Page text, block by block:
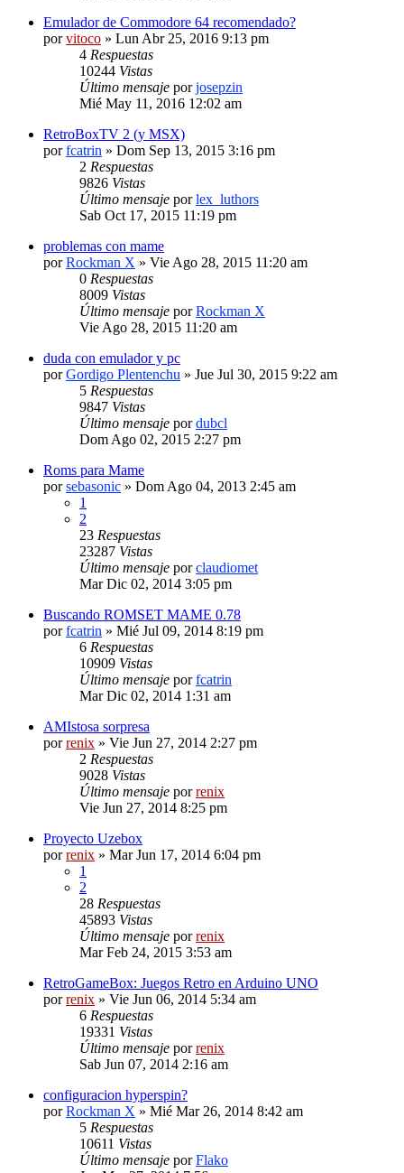
Emulador de Commodore 64 recomendado?
porvitoco » Lun Abr 25, 2016 9:13 pm
4 Respuestas
10244 Vistas
Último mensaje porjosepzin
Mié May 11, 2016 12:02 am
RetroBoxTV 2 (y MSX)
porfcatrin » Dom Sep 13, 2015 3:16 pm
2 Respuestas
9826 Vistas
Último mensaje porlex_luthors
Sab Oct 17, 2015 11:19 pm
problemas con mame
porRockman X » Vie Ago 28, 2015 11:20 am
0 Respuestas
8009 Vistas
Último mensaje porRockman X
Vie Ago 28, 2015 11:20 am
duda con emulador y pc
porGordigo Plentenchu » Jue Jul 30, 2015 9:22 am
5 Respuestas
9847 Vistas
Último mensaje pordubcl
Dom Ago 02, 2015 2:27 pm
Roms para Mame
porsebasonic » Dom Ago 04, 2013 2:45 am
1
2
23 Respuestas
23287 Vistas
Último mensaje porclaudiomet
Mar Dic 02, 2014 3:05 pm
Buscando ROMSET MAME 0.78
porfcatrin » Mié Jul 09, 2014 8:19 pm
6 Respuestas
10909 Vistas
Último mensaje porfcatrin
Mar Dic 02, 2014 1:31 am
AMIstosa sorpresa
porrenix » Vie Jun 27, 2014 2:27 pm
2 Respuestas
9028 Vistas
Último mensaje porrenix
Vie Jun 27, 2014 8:25 pm
Proyecto Uzebox
porrenix » Mar Jun 17, 2014 6:04 pm
1
2
28 Respuestas
45893 Vistas
Último mensaje porrenix
Mar Feb 24, 2015 3:53 am
RetroGameBox: Juegos Retro en Arduino UNO
porrenix » Vie Jun 06, 2014 5:34 am
6 Respuestas
19331 Vistas
Último mensaje porrenix
Sab Jun 07, 2014 2:16 am
configuracion hyperspin?
porRockman X » Mié Mar 26, 2014 8:42 am
5 Respuestas
10611 Vistas
Último mensaje porFlako